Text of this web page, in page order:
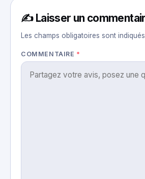
✍️ Laisser un
Les champs obligatoires sont
COMMENTAIRE *